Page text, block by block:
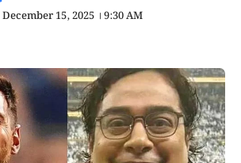
15, 2025 । 9:30 AM